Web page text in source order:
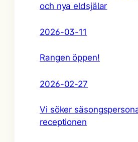
och nya eldsjälar
2026-03-11
Rangen öppen!
2026-02-27
Vi söker
receptionen